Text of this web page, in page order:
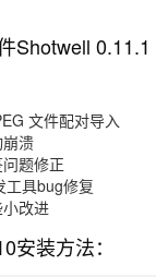
Shotwell
文件配对导入
溃
题修正
工具bug修复
改进
安装方法：